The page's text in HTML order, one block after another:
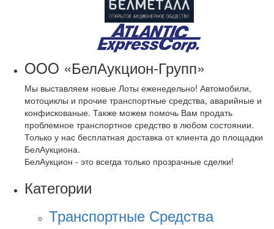
OOO «БелАукцион-Групп»
Мы выставляем новые Лоты еженедельно! Автомобили,
мотоциклы и прочие транспортные средства, аварийные и
конфискованые. Также можем помочь Вам продать
проблемное транспортное средство в любом состоянии.
Только у нас бесплатная доставка от клиента до площадки
БелАукциона.
БелАукцион - это всегда только прозрачные сделки!
Категории
Транспортные Средства